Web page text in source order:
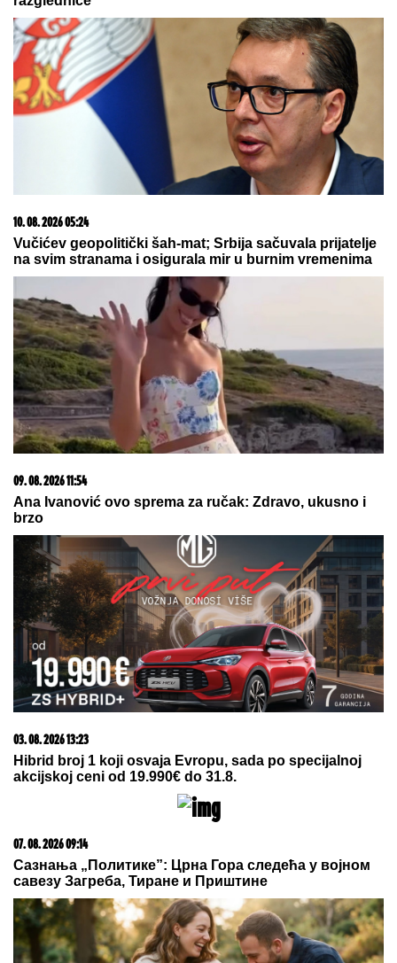
10. 08. 2026 05:24
Vučićev geopolitički šah-mat; Srbija sačuvala prijatelje
na svim stranama i osigurala mir u burnim vremenima
09. 08. 2026 11:54
Ana Ivanović ovo sprema za ručak: Zdravo, ukusno i
brzo
03. 08. 2026 13:23
Hibrid broj 1 koji osvaja Evropu, sada po specijalnoj
akcijskoj ceni od 19.990€ do 31.8.
07. 08. 2026 09:14
Сазнања „Политике”: Црна Гора следећа у војном
савезу Загреба, Тиране и Приштине